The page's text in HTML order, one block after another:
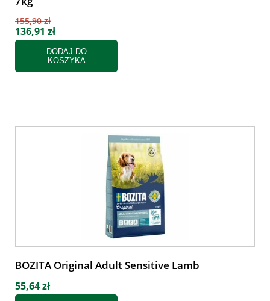
155,90 zł
136,91 zł
DODAJ DO
KOSZYKA
BOZITA Original Adult Sensitive Lamb
55,64 zł